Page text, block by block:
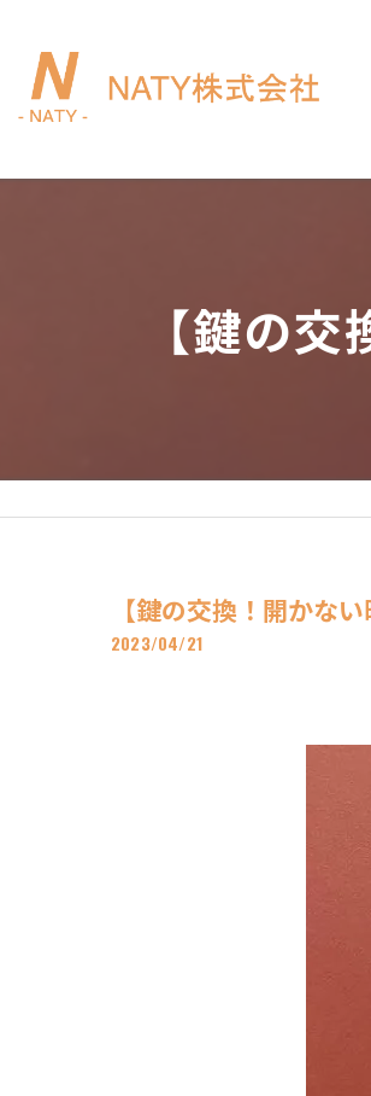
【鍵の
【鍵の交換！開かな
2023/04/21